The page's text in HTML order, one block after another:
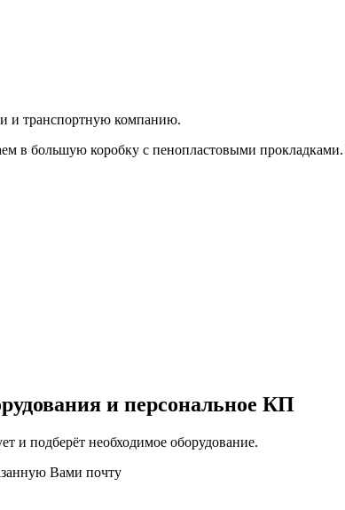
и транспортную компанию.
в большую коробку с пенопластовыми
и персональное КП
и подберёт необходимое оборудование.
Вами почту